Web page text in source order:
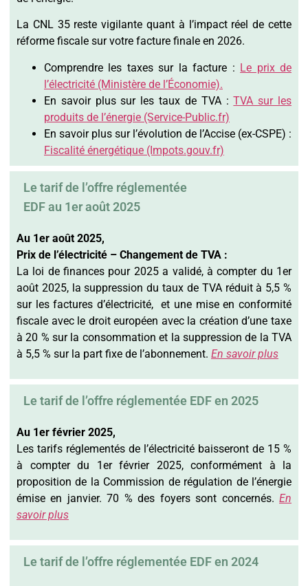
La CNL 35 reste vigilante quant à l’impact réel de cette
réforme fiscale sur votre facture finale en 2026.
Comprendre les taxes sur la facture : Le prix de
l’électricité (Ministère de l’Économie).
En savoir plus sur les taux de TVA :TVA sur les
produits de l’énergie (Service-Public.fr)
En savoir plus sur l’évolution de l’Accise (ex-CSPE) :
Fiscalité énergétique (Impots.gouv.fr)
Le tarif de l’offre réglementée
EDF au 1er août 2025
Au 1er août 2025,
Prix de l’électricité – Changement de TVA :
La loi de finances pour 2025 a validé, à compter du 1er
août 2025, la suppression du taux de TVA réduit à 5,5 %
sur les factures d’électricité, et une mise en conformité
fiscale avec le droit européen avec la création d’une taxe
à 20 % sur la consommation et la suppression de la TVA
à 5,5 % sur la part fixe de l’abonnement. En savoir plus
Le tarif de l’offre réglementée EDF en 2025
Au 1er février 2025,
Les tarifs réglementés de l’électricité baisseront de 15 %
à compter du 1er février 2025, conformément à la
proposition de la Commission de régulation de l’énergie
émise en janvier. 70 % des foyers sont concernés. En
savoir plus
Le tarif de l’offre réglementée EDF en 2024